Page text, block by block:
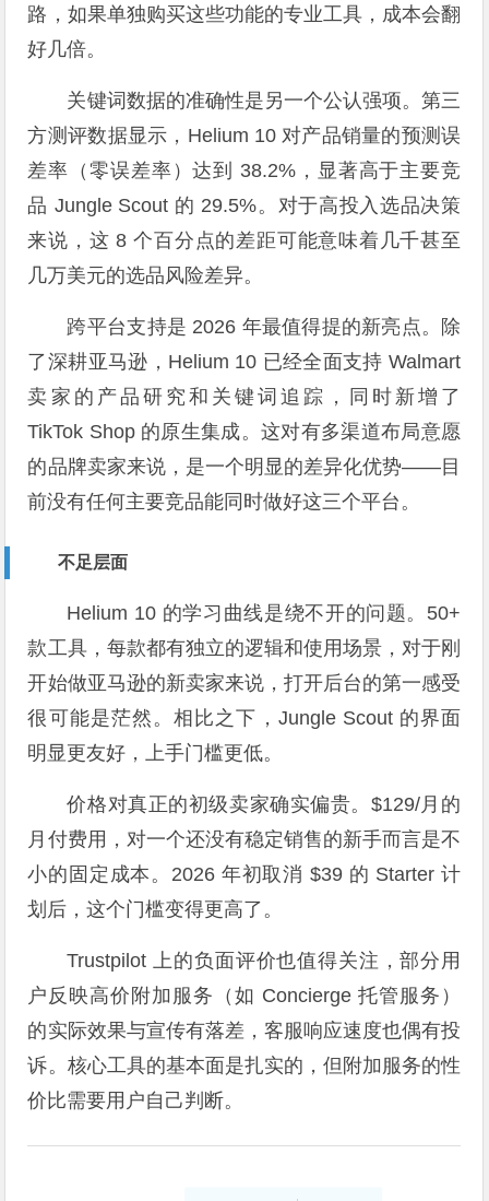
路，如果单独购买这些功能的专业工具，成本会翻
好几倍。
关键词数据的准确性是另一个公认强项。第三
方测评数据显示，Helium 10 对产品销量的预测误
差率（零误差率）达到 38.2%，显著高于主要竞
品 Jungle Scout 的 29.5%。对于高投入选品决策
来说，这 8 个百分点的差距可能意味着几千甚至
几万美元的选品风险差异。
跨平台支持是 2026 年最值得提的新亮点。除
了深耕亚马逊，Helium 10 已经全面支持 Walmart
卖家的产品研究和关键词追踪，同时新增了
TikTok Shop 的原生集成。这对有多渠道布局意愿
的品牌卖家来说，是一个明显的差异化优势——目
前没有任何主要竞品能同时做好这三个平台。
不足层面
Helium 10 的学习曲线是绕不开的问题。50+
款工具，每款都有独立的逻辑和使用场景，对于刚
开始做亚马逊的新卖家来说，打开后台的第一感受
很可能是茫然。相比之下，Jungle Scout 的界面
明显更友好，上手门槛更低。
价格对真正的初级卖家确实偏贵。$129/月的
月付费用，对一个还没有稳定销售的新手而言是不
小的固定成本。2026 年初取消 $39 的 Starter 计
划后，这个门槛变得更高了。
Trustpilot 上的负面评价也值得关注，部分用
户反映高价附加服务（如 Concierge 托管服务）
的实际效果与宣传有落差，客服响应速度也偶有投
诉。核心工具的基本面是扎实的，但附加服务的性
价比需要用户自己判断。